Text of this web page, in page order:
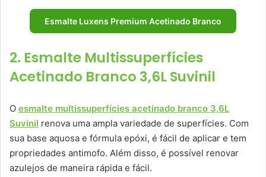
Esmalte Luxens Premium Acetinado Branco
2. Esmalte Multissuperfícies
Acetinado Branco 3,6L Suvinil
O esmalte multissuperfícies acetinado branco 3,6L
Suvinil renova uma ampla variedade de superfícies. Com
sua base aquosa e fórmula epóxi, é fácil de aplicar e tem
propriedades antimofo. Além disso, é possível renovar
azulejos de maneira rápida e fácil.